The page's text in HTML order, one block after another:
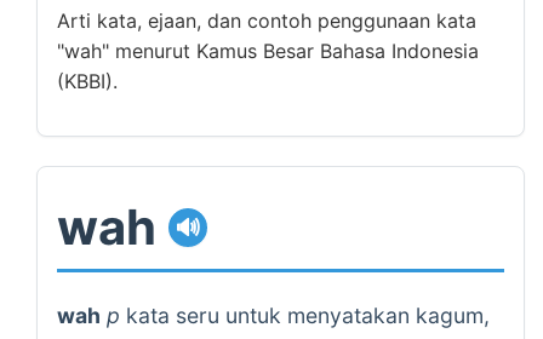
Arti kata, ejaan, dan contoh penggunaan kata
"wah" menurut Kamus Besar Bahasa Indonesia
(KBBI).
wah 🔊
wah p kata seru untuk menyatakan kagum,